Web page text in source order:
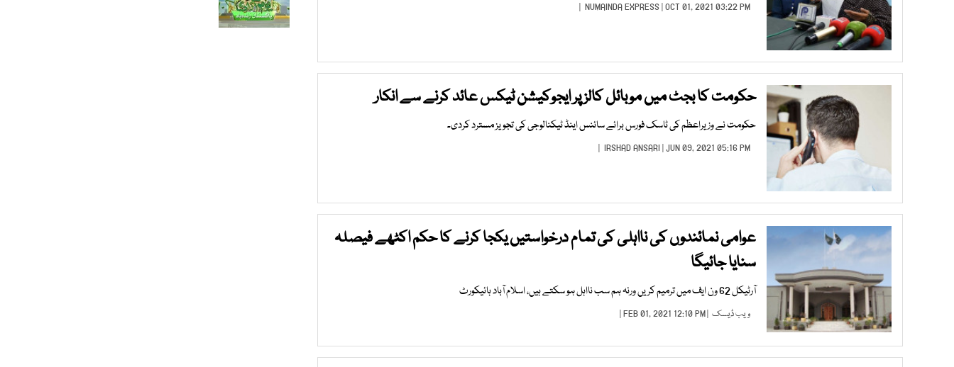
NUMAINDA EXPRESS| OCT 01, 2021 03:22 PM |
حکومت کا بجٹ میں موبائل کالز پر ایجوکیشن ٹیکس عائد کرنے سے انکار
حکومت نے وزیراعظم کی ٹاسک فورس برائے سائنس اینڈ ٹیکنالوجی کی تجویز مسترد کردی۔
IRSHAD ANSARI | JUN 09, 2021 05:16 PM |
عوامی نمائندوں کی نااہلی کی تمام درخواستیں یکجا کرنے کا حکم اکٹھے فیصلہ
سنایا جائیگا
آرٹیکل 62 ون ایف میں ترمیم کریں ورنہ ہم سب نااہل ہو سکتے ہیں، اسلام آباد ہائیکورٹ
ویب ڈیسک | FEB 01, 2021 12:10 PM |